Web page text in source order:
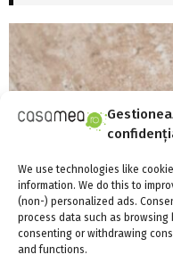
We use technologies like
information. We do this to
(non-) personalized ads.
process data such as
consenting or withdrawing
and functions.